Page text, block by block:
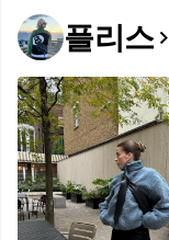
플리스